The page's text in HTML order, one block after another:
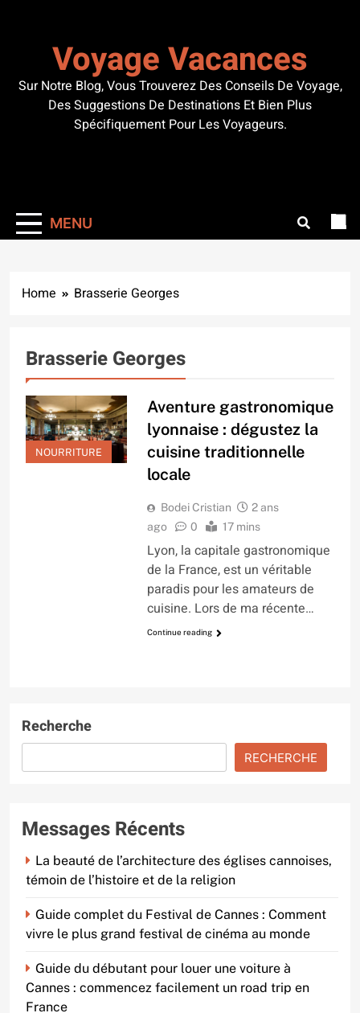
Voyage Vacances
Sur Notre Blog, Vous Trouverez Des Conseils De Voyage,
Des Suggestions De Destinations Et Bien Plus
Spécifiquement Pour Les Voyageurs.
MENU
Home Brasserie Georges
Brasserie Georges
NOURRITURE
Aventure gastronomique
lyonnaise : dégustez la
cuisine traditionnelle
locale
Bodei Cristian
2 ans
ago
0 17 mins
Lyon, la capitale gastronomique
de la France, est un véritable
paradis pour les amateurs de
cuisine. Lors de ma récente…
Continue reading
Recherche
RECHERCHE
Messages Récents
La beauté de l’architecture des églises cannoises,
témoin de l’histoire et de la religion
Guide complet du Festival de Cannes : Comment
vivre le plus grand festival de cinéma au monde
Guide du débutant pour louer une voiture à
Cannes : commencez facilement un road trip en
France